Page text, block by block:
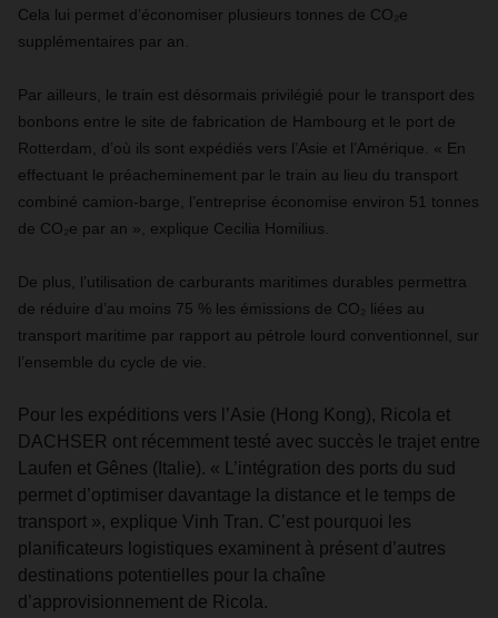
Cela lui permet d’économiser plusieurs tonnes de CO₂e
supplémentaires par an.
Par ailleurs, le train est désormais privilégié pour le transport des
bonbons entre le site de fabrication de Hambourg et le port de
Rotterdam, d’où ils sont expédiés vers l’Asie et l’Amérique. « En
effectuant le préacheminement par le train au lieu du transport
combiné camion-barge, l’entreprise économise environ 51 tonnes
de CO₂e par an », explique Cecilia Homilius.
De plus, l’utilisation de carburants maritimes durables permettra
de réduire d’au moins 75 % les émissions de CO₂ liées au
transport maritime par rapport au pétrole lourd conventionnel, sur
l’ensemble du cycle de vie.
Pour les expéditions vers l’Asie (Hong Kong), Ricola et
DACHSER ont récemment testé avec succès le trajet entre
Laufen et Gênes (Italie). « L’intégration des ports du sud
permet d’optimiser davantage la distance et le temps de
transport », explique Vinh Tran. C’est pourquoi les
planificateurs logistiques examinent à présent d’autres
destinations potentielles pour la chaîne
d’approvisionnement de Ricola.